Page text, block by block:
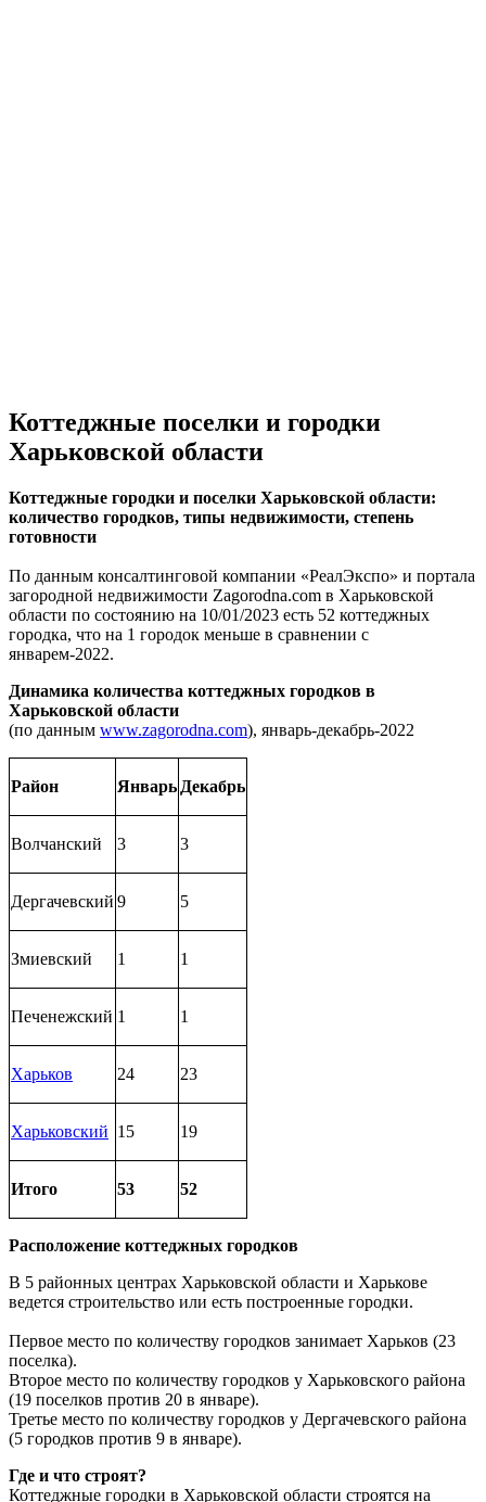
Коттеджные поселки и городки
Харьковской области
Коттеджные городки и поселки Харьковской области:
количество городков, типы недвижимости, степень
готовности
По данным консалтинговой компании «РеалЭкспо» и портала
загородной недвижимости Zagorodna.com в Харьковской
области по состоянию на 10/01/2023 есть 52 коттеджных
городка, что на 1 городок меньше в сравнении с
январем-2022.
Динамика количества коттеджных городков в
Харьковской области
(по данным www.zagorodna.com), январь-декабрь-2022
Район Январь Декабрь
Волчанский 3 3
Дергачевский 9 5
Змиевский 1 1
Печенежский 1 1
Харьков 24 23
Харьковский 15 19
Итого 53 52
Расположение коттеджных городков
В 5 районных центрах Харьковской области и Харькове
ведется строительство или есть построенные городки.
Первое место по количеству городков занимает Харьков (23
поселка).
Второе место по количеству городков у Харьковского района
(19 поселков против 20 в январе).
Третье место по количеству городков у Дергачевского района
(5 городков против 9 в январе).
Где и что строят?
Коттеджные городки в Харьковской области строятся на